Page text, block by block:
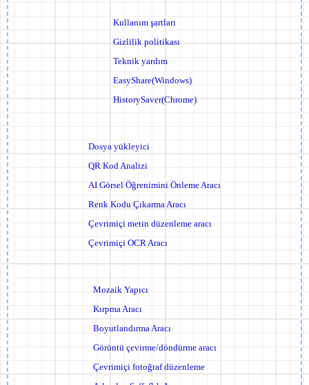
Kullanım şartları
Gizlilik politikası
Teknik yardım
EasyShare(Windows)
HistorySaver(Chrome)
Dosya yükleyici
QR Kod Analizi
AI Görsel Öğrenimini Önleme Aracı
Renk Kodu Çıkarma Aracı
Çevrimiçi metin düzenleme aracı
Çevrimiçi OCR Aracı
Mozaik Yapıcı
Kırpma Aracı
Boyutlandırma Aracı
Görüntü çevirme/döndürme aracı
Çevrimiçi fotoğraf düzenleme